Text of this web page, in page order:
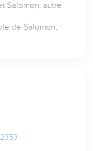
Salomon; autre
de Salomon;